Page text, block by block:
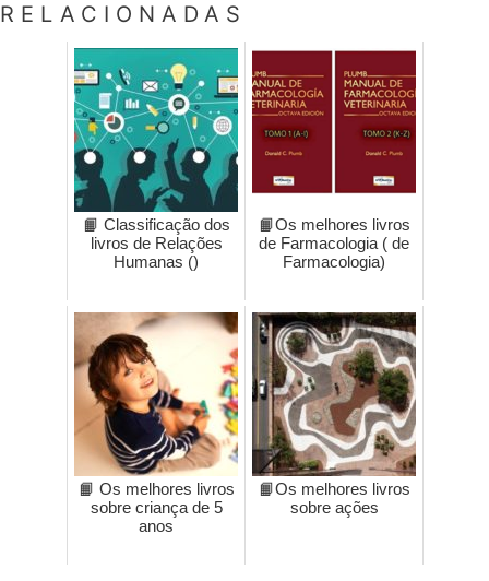
RELACIONADAS
📙 Classificação dos
livros de Relações
Humanas ()
📙Os melhores livros
de Farmacologia ( de
Farmacologia)
📙 Os melhores livros
sobre criança de 5
anos
📙Os melhores livros
sobre ações